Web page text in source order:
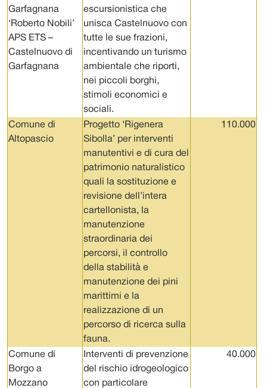
Garfagnana
‘Roberto Nobili’
APS ETS –
Castelnuovo di
Garfagnana
escursionistica che
unisca Castelnuovo con
tutte le sue frazioni,
incentivando un turismo
ambientale che riporti,
nei piccoli borghi,
stimoli economici e
sociali.
Comune di
Altopascio
Progetto ‘Rigenera
Sibolla’ per interventi
manutentivi e di cura del
patrimonio naturalistico
quali la sostituzione e
revisione dell’intera
cartellonista, la
manutenzione
straordinaria dei
percorsi, il controllo
della stabilità e
manutenzione dei pini
marittimi e la
realizzazione di un
percorso di ricerca sulla
fauna.
110.000
Comune di
Borgo a
Mozzano
Interventi di prevenzione
del rischio idrogeologico
con particolare
40.000